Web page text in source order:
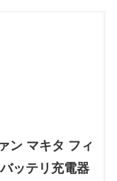
ン マキタ フィ
ッテリ充電器